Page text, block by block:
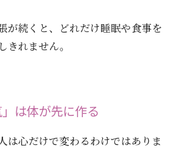
が続くと、どれだけ睡眠や食事を
きれません。
は体が先に作る
は心だけで変わるわけではありま